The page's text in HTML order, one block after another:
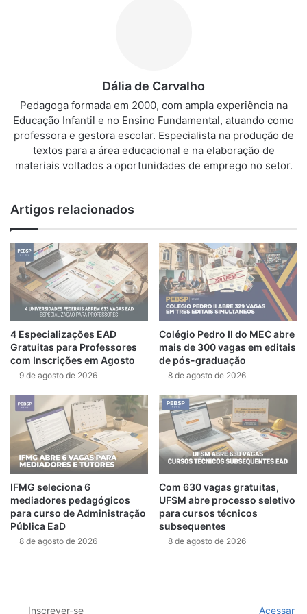
Dália de Carvalho
Pedagoga formada em 2000, com ampla experiência na
Educação Infantil e no Ensino Fundamental, atuando como
professora e gestora escolar. Especialista na produção de
textos para a área educacional e na elaboração de
materiais voltados a oportunidades de emprego no setor.
Artigos relacionados
4 Especializações EAD
Gratuitas para Professores
com Inscrições em Agosto
9 de agosto de 2026
Colégio Pedro II do MEC abre
mais de 300 vagas em editais
de pós-graduação
8 de agosto de 2026
IFMG seleciona 6
mediadores pedagógicos
para curso de Administração
Pública EaD
8 de agosto de 2026
Com 630 vagas gratuitas,
UFSM abre processo seletivo
para cursos técnicos
subsequentes
8 de agosto de 2026
Inscrever-se Acessar